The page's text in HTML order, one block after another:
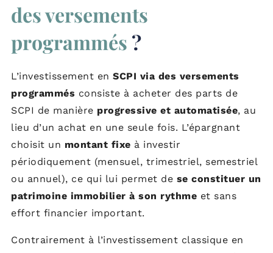
des versements
programmés ?
L’investissement en SCPI via des versements
programmés consiste à acheter des parts de
SCPI de manière progressive et automatisée, au
lieu d’un achat en une seule fois. L’épargnant
choisit un montant fixe à investir
périodiquement (mensuel, trimestriel, semestriel
ou annuel), ce qui lui permet de se constituer un
patrimoine immobilier à son rythme et sans
effort financier important.
Contrairement à l’investissement classique en